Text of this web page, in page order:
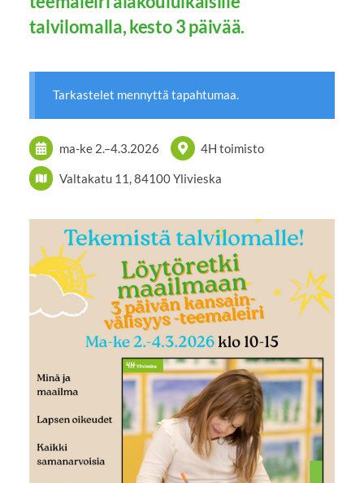
talvilomalla, kesto 3 päivää.
Tarkastelet mennyttä tapahtumaa.
ma-ke 2.–4.3.2026 4H toimisto
Valtakatu 11, 84100 Ylivieska